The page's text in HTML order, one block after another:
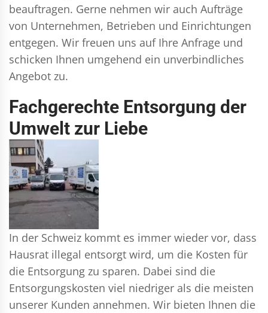
beauftragen. Gerne nehmen wir auch Aufträge
von Unternehmen, Betrieben und Einrichtungen
entgegen. Wir freuen uns auf Ihre Anfrage und
schicken Ihnen umgehend ein unverbindliches
Angebot zu.
Fachgerechte Entsorgung der
Umwelt zur Liebe
In der Schweiz kommt es immer wieder vor, dass
Hausrat illegal entsorgt wird, um die Kosten für
die Entsorgung zu sparen. Dabei sind die
Entsorgungskosten viel niedriger als die meisten
unserer Kunden annehmen. Wir bieten Ihnen die